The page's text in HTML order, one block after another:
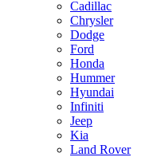
Cadillac
Chrysler
Dodge
Ford
Honda
Hummer
Hyundai
Infiniti
Jeep
Kia
Land Rover